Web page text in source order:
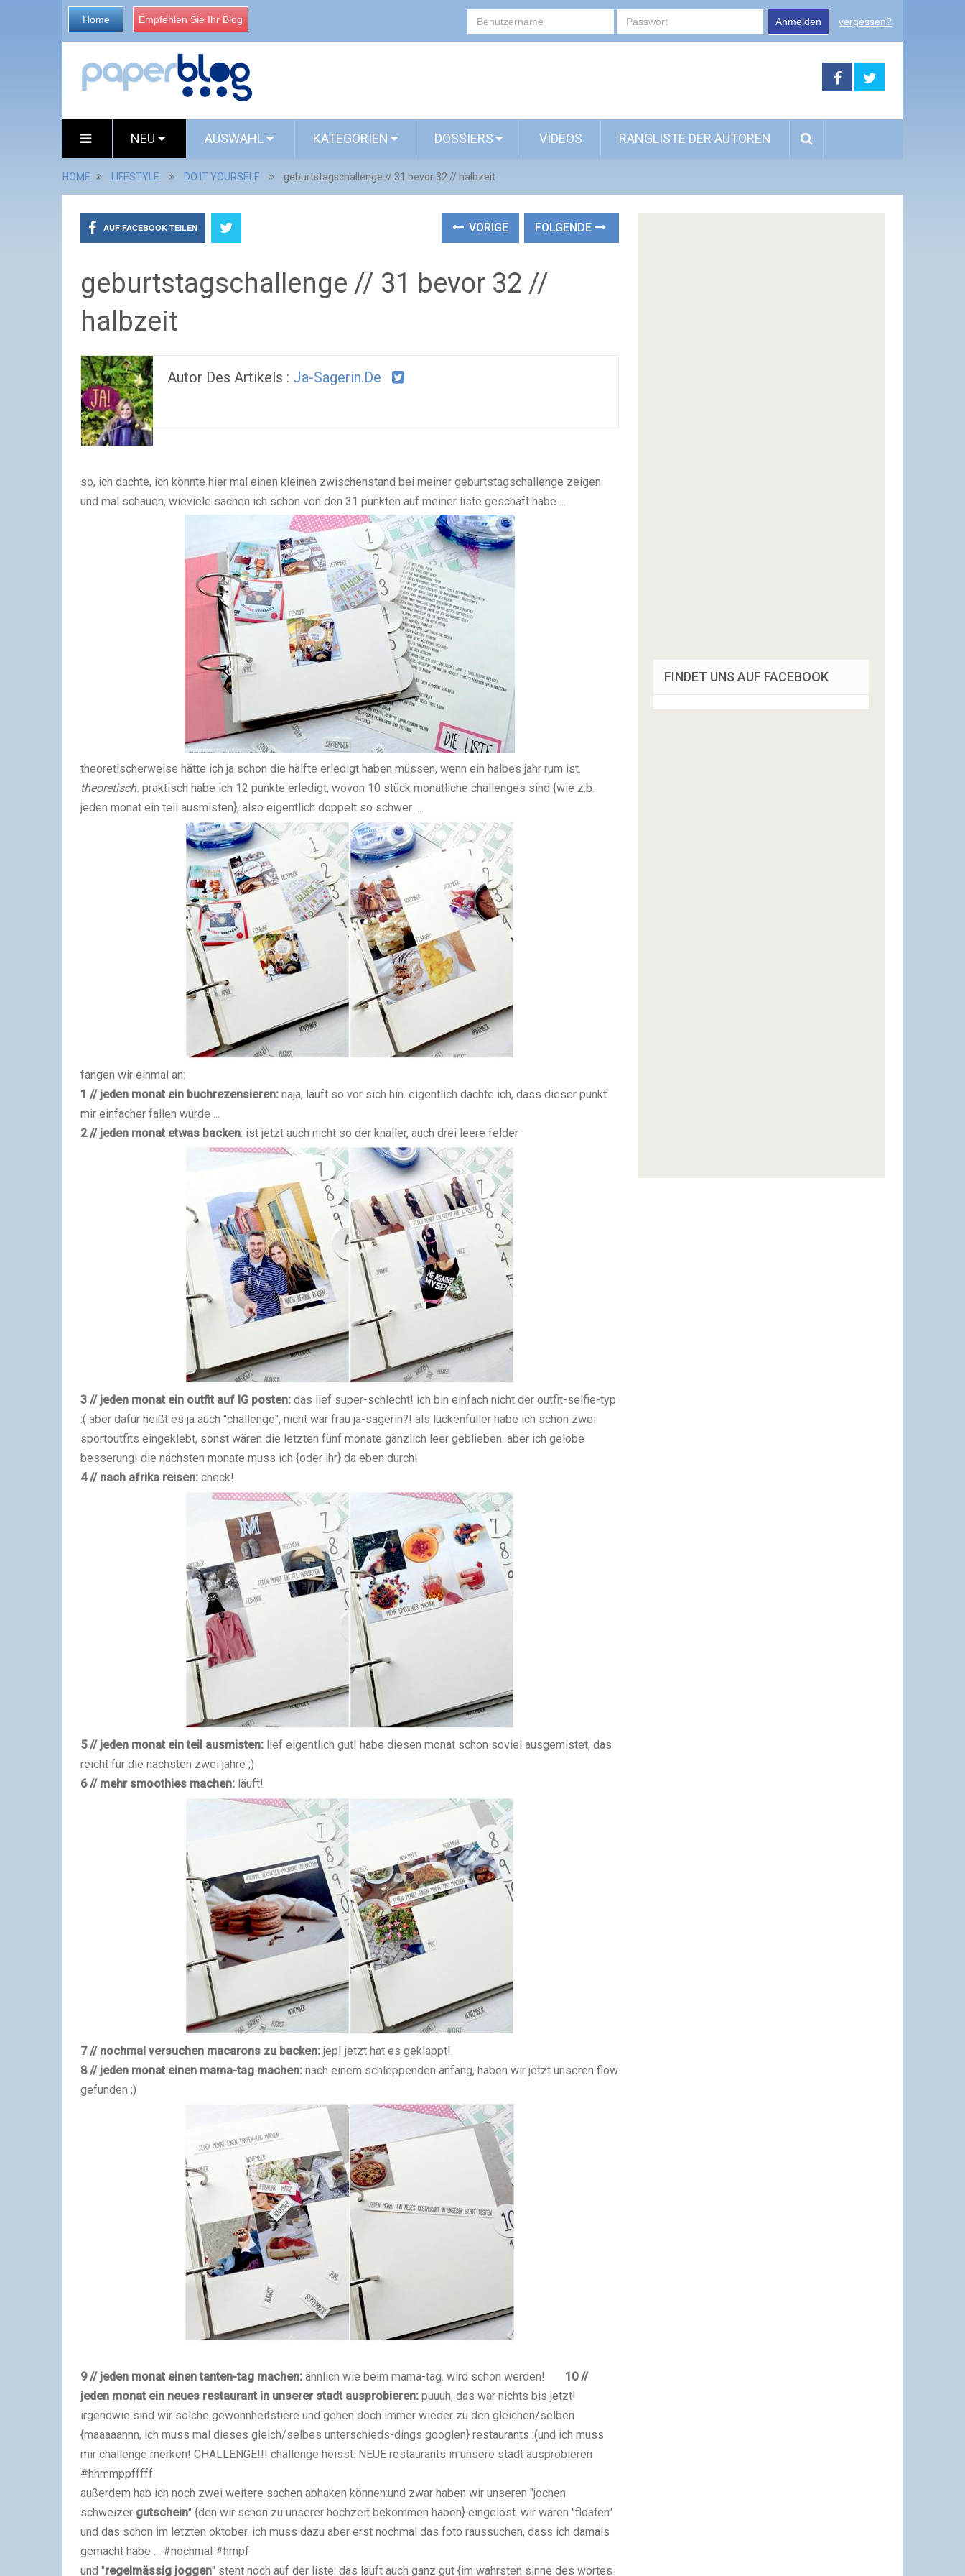
Home Empfehlen Sie Ihr Blog Anmelden vergessen?
NEU AUSWAHL KATEGORIEN DOSSIERS VIDEOS RANGLISTE DER AUTOREN
HOME LIFESTYLE DO IT YOURSELF geburtstagschallenge // 31 bevor 32 // halbzeit
AUF FACEBOOK TEILEN VORIGE FOLGENDE
geburtstagschallenge // 31 bevor 32 //
halbzeit
Autor Des Artikels : Ja-Sagerin.de
so, ich dachte, ich könnte hier mal einen kleinen zwischenstand bei meiner geburtstagschallenge zeigen
und mal schauen, wieviele sachen ich schon von den 31 punkten auf meiner liste geschaft habe ...
theoretischerweise hätte ich ja schon die hälfte erledigt haben müssen, wenn ein halbes jahr rum ist.
theoretisch. praktisch habe ich 12 punkte erledigt, wovon 10 stück monatliche challenges sind {wie z.b.
jeden monat ein teil ausmisten}, also eigentlich doppelt so schwer ....
fangen wir einmal an:
1 // jeden monat ein buchrezensieren: naja, läuft so vor sich hin. eigentlich dachte ich, dass dieser punkt
mir einfacher fallen würde ...
2 // jeden monat etwas backen: ist jetzt auch nicht so der knaller, auch drei leere felder
3 // jeden monat ein outfit auf IG posten: das lief super-schlecht! ich bin einfach nicht der outfit-selfie-typ
:( aber dafür heißt es ja auch "challenge", nicht war frau ja-sagerin?! als lückenfüller habe ich schon zwei
sportoutfits eingeklebt, sonst wären die letzten fünf monate gänzlich leer geblieben. aber ich gelobe
besserung! die nächsten monate muss ich {oder ihr} da eben durch!
4 // nach afrika reisen: check!
5 // jeden monat ein teil ausmisten: lief eigentlich gut! habe diesen monat schon soviel ausgemistet, das
reicht für die nächsten zwei jahre ;)
6 // mehr smoothies machen: läuft!
7 // nochmal versuchen macarons zu backen: jep! jetzt hat es geklappt!
8 // jeden monat einen mama-tag machen: nach einem schleppenden anfang, haben wir jetzt unseren flow
gefunden ;)
9 // jeden monat einen tanten-tag machen: ähnlich wie beim mama-tag. wird schon werden! 10 //
jeden monat ein neues restaurant in unserer stadt ausprobieren: puuuh, das war nichts bis jetzt!
irgendwie sind wir solche gewohnheitstiere und gehen doch immer wieder zu den gleichen/selben
{maaaaannn, ich muss mal dieses gleich/selbes unterschieds-dings googlen} restaurants :(und ich muss
mir challenge merken! CHALLENGE!!! challenge heisst: NEUE restaurants in unsere stadt ausprobieren
#hhmmppfffff
außerdem hab ich noch zwei weitere sachen abhaken können:und zwar haben wir unseren "jochen
schweizer gutschein" {den wir schon zu unserer hochzeit bekommen haben} eingelöst. wir waren "floaten"
und das schon im letzten oktober. ich muss dazu aber erst nochmal das foto raussuchen, dass ich damals
gemacht habe ... #nochmal #hmpf
und "regelmässig joggen" steht noch auf der liste: das läuft auch ganz gut {im wahrsten sinne des wortes
FINDET UNS AUF FACEBOOK